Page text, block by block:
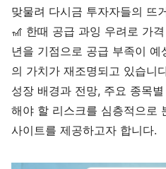
맞물려 다시금 투자자들의 뜨
🎢 한때 공급 과잉 우려로 가
년을 기점으로 공급 부족이
의 가치가 재조명되고 있습니
성장 배경과 전망, 주요 종목
해야 할 리스크를 심층적으로
사이트를 제공하고자 합니다.